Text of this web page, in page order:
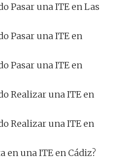
Pasar una ITE en Las
Pasar una ITE en
Pasar una ITE en
Realizar una ITE en
Realizar una ITE en
en una ITE en Cádiz?